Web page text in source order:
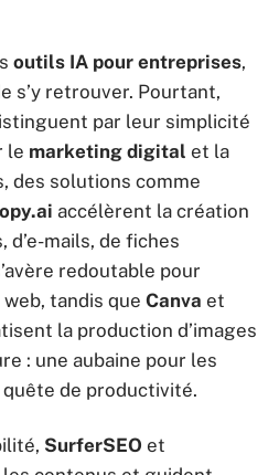
outils IA pour entreprises,
s’y retrouver. Pourtant,
par leur simplicité
le marketing digital et la
des solutions comme
accélèrent la création
mails, de fiches
redoutable pour
tandis que Canva et
la production d’images
: une aubaine pour les
de productivité.
SurferSEO et